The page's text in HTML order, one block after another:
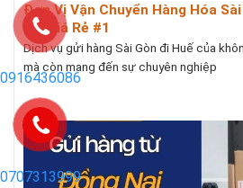
Đơn Vị Vận Chuyển Hàng Hóa
Lại Giá Rẻ #1
Dịch vụ gửi hàng Sài Gòn đi Huế của
mà còn mang đến sự chuyên nghiệp
0916436086
0707313999